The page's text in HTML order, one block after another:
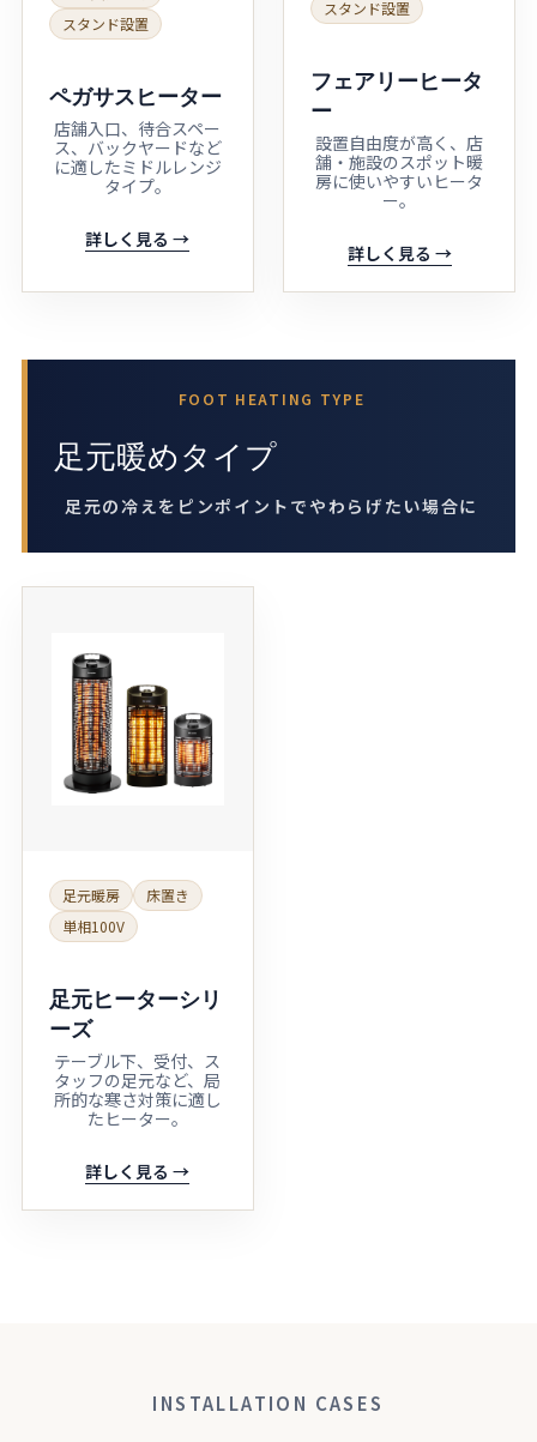
スタンド設置
ペガサスヒーター
店舗入口、待合スペー
ス、バックヤードなど
に適したミドルレンジ
タイプ。
詳しく見る →
スタンド設置
フェアリーヒータ
ー
設置自由度が高く、店
舗・施設のスポット暖
房に使いやすいヒータ
ー。
詳しく見る →
FOOT HEATING TYPE
足元暖めタイプ
足元の冷えをピンポイントでやわらげたい場合に
足元暖房
床置き
単相100V
足元ヒーターシリ
ーズ
テーブル下、受付、ス
タッフの足元など、局
所的な寒さ対策に適し
たヒーター。
詳しく見る →
INSTALLATION CASES